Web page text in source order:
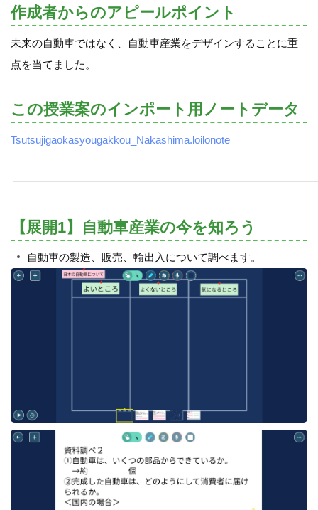
作成者からのアピールポイント
未来の自動車ではなく、自動車産業をデザインすることに重
点を当てました。
この授業案のインポート用ノートデータ
Tsutsujigaokasyougakkou_Nakashima.loilonote
【展開1】自動車産業の今を知ろう
自動車の製造、販売、輸出入について調べます。